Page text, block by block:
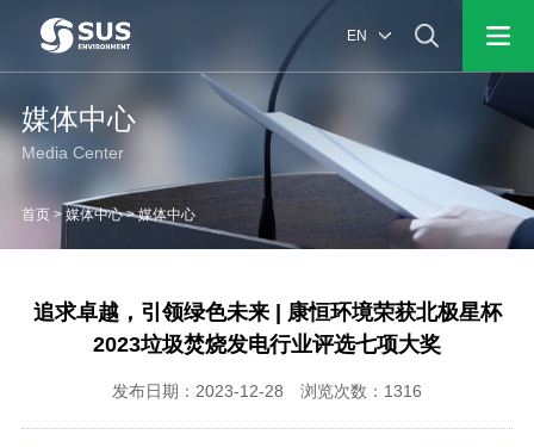
EN
媒体中心
Media Center
首页> 媒体中心>媒体中心
追求卓越，引领绿色未来 | 康恒环境荣获北极星杯
2023垃圾焚烧发电行业评选七项大奖
发布日期：2023-12-28 浏览次数：1316